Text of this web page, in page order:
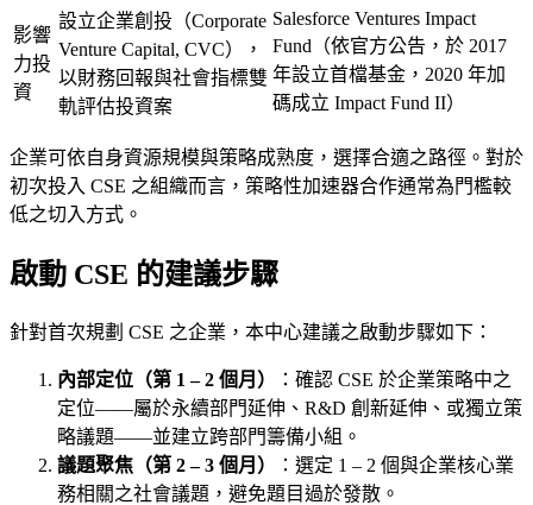
影響
力投
資
設立企業創投（Corporate
Venture Capital, CVC），
以財務回報與社會指標雙
軌評估投資案
Salesforce Ventures Impact
Fund（依官方公告，於 2017
年設立首檔基金，2020 年加
碼成立 Impact Fund II）
企業可依自身資源規模與策略成熟度，選擇合適之路徑。對於
初次投入 CSE 之組織而言，策略性加速器合作通常為門檻較
低之切入方式。
啟動 CSE 的建議步驟
針對首次規劃 CSE 之企業，本中心建議之啟動步驟如下：
內部定位（第 1 – 2 個月）
：確認 CSE 於企業策略中之
定位——屬於永續部門延伸、R&D 創新延伸、或獨立策
略議題——並建立跨部門籌備小組。
議題聚焦（第 2 – 3 個月）
：選定 1 – 2 個與企業核心業
務相關之社會議題，避免題目過於發散。